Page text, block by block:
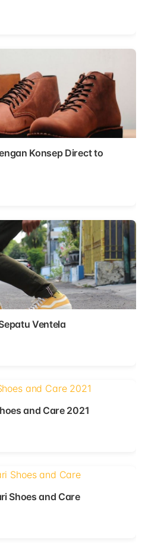
Konsep Direct to
Ventela
and Care 2021
Shoes and Care